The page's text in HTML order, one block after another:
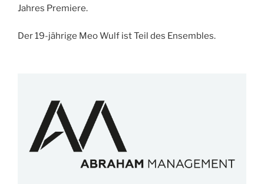
Jahres Premiere.
Der 19-jährige Meo Wulf ist Teil des Ensembles.